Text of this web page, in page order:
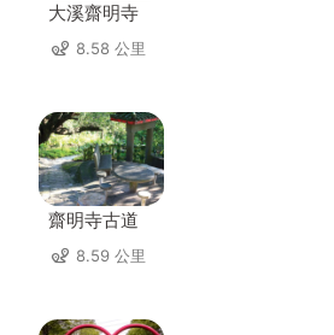
大溪齋明寺
8.58 公里
齋明寺古道
8.59 公里